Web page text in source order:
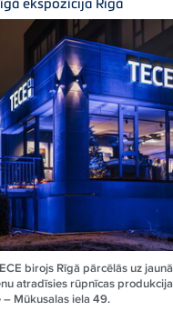
birojs Rīgā pārcēlās uz
atradīsies rūpnīcas
Mūkusalas iela 49.